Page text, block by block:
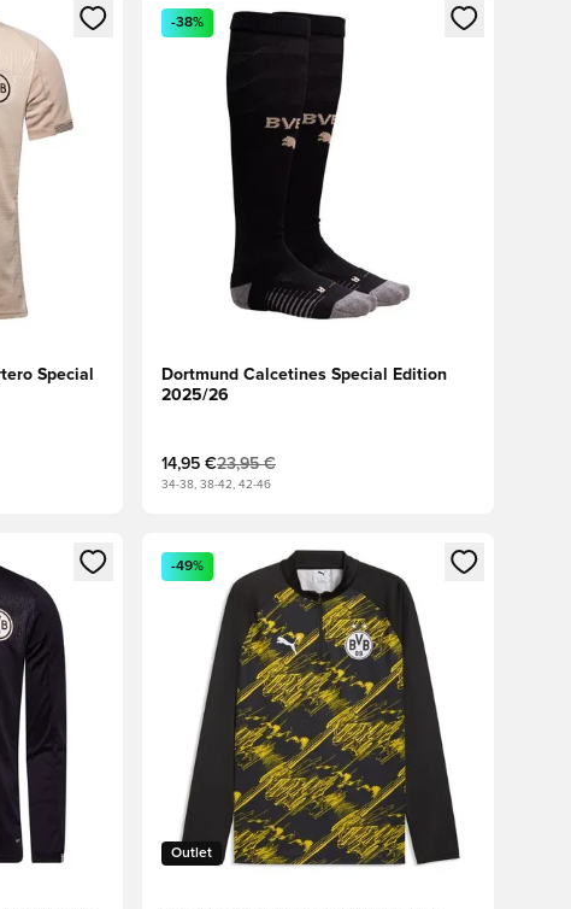
sesión o registrarse como miembro
Special
Abre un modal para iniciar sesión o registrarse
-38%
Dortmund Calcetines Special Edition
2025/26
14,95 €23,95 €
34-38, 38-42, 42-46
sesión o registrarse como miembroAbre un modal para iniciar sesión o registrarse
Outlet
-49%